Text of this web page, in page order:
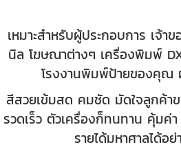
เหมาะสำหรับผู้ประกอบการ เจ้า
นิล โฆษณาต่างๆ เครื่องพิมพ์
โรงงานพิมพ์ป้ายของคุ
สีสวยเข้มสด คมชัด มัดใจลูกค้า
รวดเร็ว ตัวเครื่องก็ทนทาน คุ้มค่
รายได้มหาศาลได้อ